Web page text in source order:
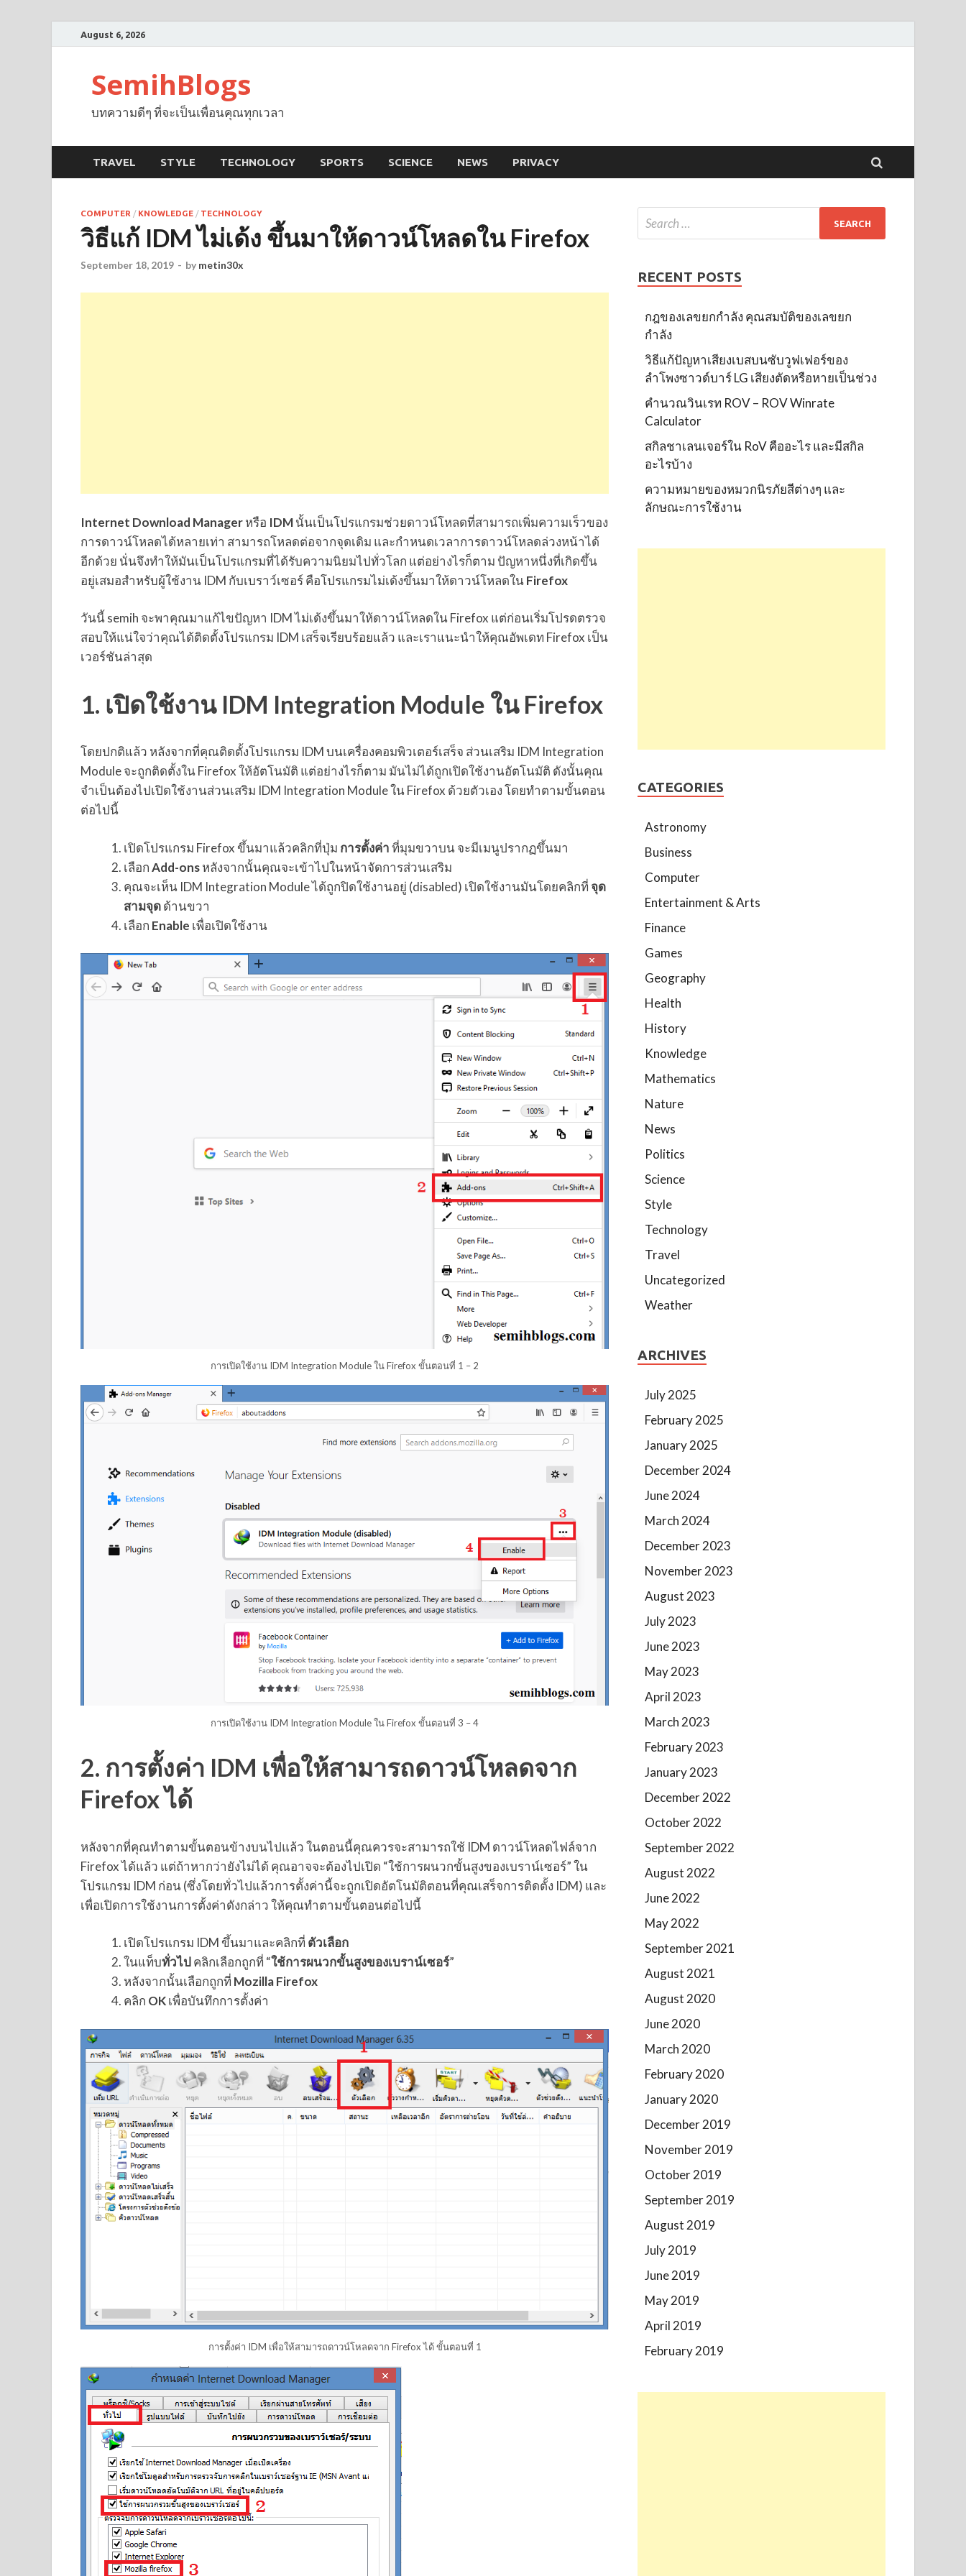
August 6, 2026
SemihBlogs
บทความดีๆ ที่จะเป็นเพื่อนคุณทุกเวลา
TRAVEL STYLE TECHNOLOGY SPORTS SCIENCE NEWS PRIVACY
COMPUTER / KNOWLEDGE / TECHNOLOGY
วิธีแก้ IDM ไม่เด้ง ขึ้นมาให้ดาวน์โหลดใน Firefox
September 18, 2019 - by metin30x
Internet Download Managerหรือ IDMนั้นเป็นโปรแกรมช่วยดาวน์โหลดที่สามารถเพิ่มความเร็วของ
การดาวน์โหลดได้หลายเท่า สามารถโหลดต่อจากจุดเดิม และกำหนดเวลาการดาวน์โหลดล่วงหน้าได้
อีกด้วย นั่นจึงทำให้มันเป็นโปรแกรมที่ได้รับความนิยมไปทั่วโลก แต่อย่างไรก็ตาม ปัญหาหนึ่งที่เกิดขึ้น
อยู่เสมอสำหรับผู้ใช้งาน IDM กับเบราว์เซอร์ คือโปรแกรมไม่เด้งขึ้นมาให้ดาวน์โหลดในFirefox
วันนี้ semih จะพาคุณมาแก้ไขปัญหา IDM ไม่เด้งขึ้นมาให้ดาวน์โหลดใน Firefox แต่ก่อนเริ่มโปรดตรวจ
สอบให้แน่ใจว่าคุณได้ติดตั้งโปรแกรม IDM เสร็จเรียบร้อยแล้ว และเราแนะนำให้คุณอัพเดท Firefox เป็น
เวอร์ชันล่าสุด
1. เปิดใช้งาน IDM Integration Module ใน Firefox
โดยปกติแล้ว หลังจากที่คุณติดตั้งโปรแกรม IDM บนเครื่องคอมพิวเตอร์เสร็จ ส่วนเสริม IDM Integration
Module จะถูกติดตั้งใน Firefox ให้อัตโนมัติ แต่อย่างไรก็ตาม มันไม่ได้ถูกเปิดใช้งานอัตโนมัติ ดังนั้นคุณ
จำเป็นต้องไปเปิดใช้งานส่วนเสริม IDM Integration Module ใน Firefox ด้วยตัวเอง โดยทำตามขั้นตอน
ต่อไปนี้
เปิดโปรแกรม Firefox ขึ้นมาแล้วคลิกที่ปุ่ม การตั้งค่าที่มุมขวาบน จะมีเมนูปรากฏขึ้นมา
เลือกAdd-onsหลังจากนั้นคุณจะเข้าไปในหน้าจัดการส่วนเสริม
คุณจะเห็น IDM Integration Module ได้ถูกปิดใช้งานอยู่ (disabled) เปิดใช้งานมันโดยคลิกที่ จุด
สามจุดด้านขวา
เลือก Enable เพื่อเปิดใช้งาน
การเปิดใช้งาน IDM Integration Module ใน Firefox ขั้นตอนที่ 1 – 2
การเปิดใช้งาน IDM Integration Module ใน Firefox ขั้นตอนที่ 3 – 4
2. การตั้งค่า IDM เพื่อให้สามารถดาวน์โหลดจาก
Firefox ได้
หลังจากที่คุณทำตามขั้นตอนข้างบนไปแล้ว ในตอนนี้คุณควรจะสามารถใช้ IDM ดาวน์โหลดไฟล์จาก
Firefox ได้แล้ว แต่ถ้าหากว่ายังไม่ได้ คุณอาจจะต้องไปเปิด “ใช้การผนวกขั้นสูงของเบราน์เซอร์” ใน
โปรแกรม IDM ก่อน (ซึ่งโดยทั่วไปแล้วการตั้งค่านี้จะถูกเปิดอัตโนมัติตอนที่คุณเสร็จการติดตั้ง IDM) และ
เพื่อเปิดการใช้งานการตั้งค่าดังกล่าว ให้คุณทำตามขั้นตอนต่อไปนี้
เปิดโปรแกรม IDM ขึ้นมาและคลิกที่ ตัวเลือก
ในแท็บทั่วไปคลิกเลือกถูกที่ “ใช้การผนวกขั้นสูงของเบราน์เซอร์”
หลังจากนั้นเลือกถูกที่ Mozilla Firefox
คลิก OKเพื่อบันทึกการตั้งค่า
การตั้งค่า IDM เพื่อให้สามารถดาวน์โหลดจาก Firefox ได้ ขั้นตอนที่ 1
RECENT POSTS
กฎของเลขยกกำลัง คุณสมบัติของเลขยก
กำลัง
วิธีแก้ปัญหาเสียงเบสบนซับวูฟเฟอร์ของ
ลำโพงซาวด์บาร์ LG เสียงตัดหรือหายเป็นช่วง
คำนวณวินเรท ROV – ROV Winrate
Calculator
สกิลชาเลนเจอร์ใน RoV คืออะไร และมีสกิล
อะไรบ้าง
ความหมายของหมวกนิรภัยสีต่างๆ และ
ลักษณะการใช้งาน
CATEGORIES
Astronomy
Business
Computer
Entertainment & Arts
Finance
Games
Geography
Health
History
Knowledge
Mathematics
Nature
News
Politics
Science
Style
Technology
Travel
Uncategorized
Weather
ARCHIVES
July 2025
February 2025
January 2025
December 2024
June 2024
March 2024
December 2023
November 2023
August 2023
July 2023
June 2023
May 2023
April 2023
March 2023
February 2023
January 2023
December 2022
October 2022
September 2022
August 2022
June 2022
May 2022
September 2021
August 2021
August 2020
June 2020
March 2020
February 2020
January 2020
December 2019
November 2019
October 2019
September 2019
August 2019
July 2019
June 2019
May 2019
April 2019
February 2019